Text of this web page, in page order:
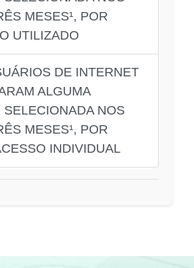
MESES¹, POR
UTILIZADO
DE INTERNET
ALGUMA
NOS
MESES¹, POR
INDIVIDUAL